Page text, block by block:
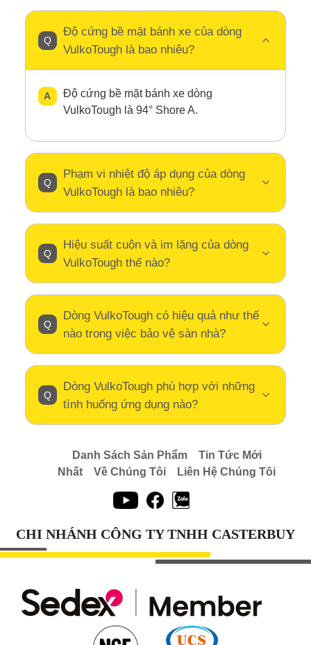
Độ cứng bề mặt bánh xe của dòng
VulkoTough là bao nhiêu?
Độ cứng bề mặt bánh xe dòng
VulkoTough là 94° Shore A.
Phạm vi nhiệt độ áp dụng của dòng
VulkoTough là bao nhiêu?
Hiệu suất cuộn và im lặng của dòng
VulkoTough thế nào?
Dòng VulkoTough có hiệu quả như thế
nào trong việc bảo vệ sàn nhà?
Dòng VulkoTough phù hợp với những
tình huống ứng dụng nào?
Danh Sách Sản Phẩm
Tin Tức Mới
Nhất
Về Chúng Tôi Liên Hệ Chúng Tôi
CHI NHÁNH CÔNG TY TNHH CASTERBUY